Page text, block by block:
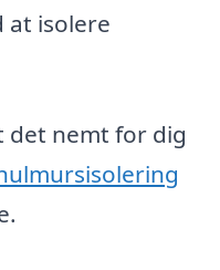
at isolere
det nemt for dig